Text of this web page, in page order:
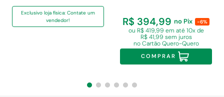
Exclusivo loja física: Contate um
vendedor!
R$ 394,99 no Pix -6%
ou R$ 419,99 em até 10x de
R$ 41,99 sem juros
no Cartão Quero-Quero
COMPRAR